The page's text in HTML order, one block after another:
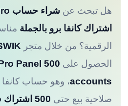
هل تبحث عن شراء حساب Canva Pro
اشتراك كانفا برو بالجملة
الرقمية؟ من خلال متجر
الحصول على Panel 500
accounts، وهو حساب كانفا
صلاحية بيع حتى 500 اشتراك Canva Pro